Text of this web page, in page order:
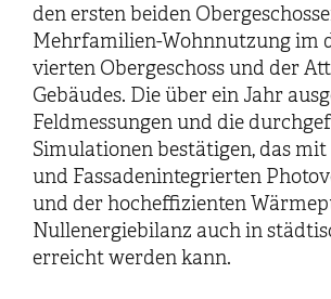
den ersten beiden
Mehrfamilien-Wohnnutzung im
vierten Obergeschoss und der
Gebäudes. Die über ein Jahr
Feldmessungen und die
Simulationen bestätigen, das
und Fassadenintegrierten
und der hocheffizienten
Nullenergiebilanz auch in
erreicht werden kann.